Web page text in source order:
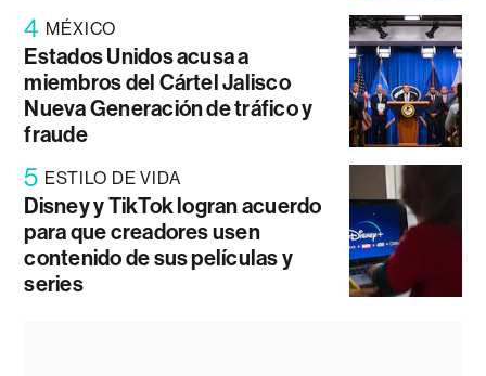
4 MÉXICO
Estados Unidos acusa a
miembros del Cártel Jalisco
Nueva Generación de tráfico y
fraude
5 ESTILO DE VIDA
Disney y TikTok logran acuerdo
para que creadores usen
contenido de sus películas y
series